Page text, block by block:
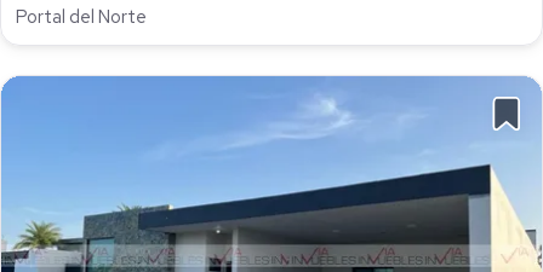
Portal del Norte